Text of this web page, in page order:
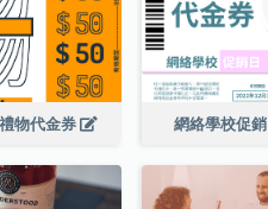
物代金券 網絡學校促